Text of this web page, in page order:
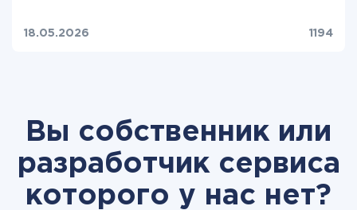
18.05.2026 1194
Вы собственник или
разработчик сервиса
которого у нас нет?